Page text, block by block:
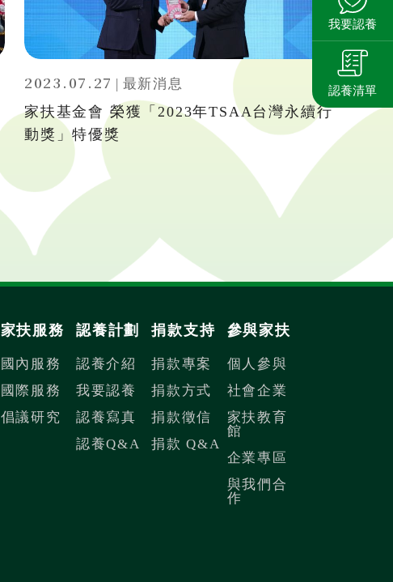
2023.07.27 | 最新消息
家扶基金會 榮獲「2023年TSAA台灣永續行
動獎」特優獎
家扶服務
國內服務
國際服務
倡議研究
認養計劃
認養介紹
我要認養
認養寫真
認養Q&A
捐款支持
捐款專案
捐款方式
捐款徵信
捐款 Q&A
參與家扶
個人參與
社會企業
家扶教育
館
企業專區
與我們合
作
我要認養
認養清單